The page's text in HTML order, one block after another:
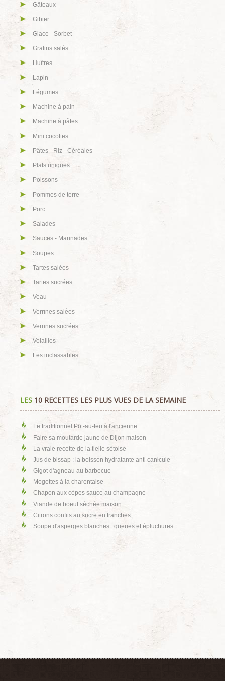
Gâteaux
Gibier
Glace - Sorbet
Gratins salés
Huîtres
Lapin
Légumes
Machine à pain
Machine à pâtes
Mini cocottes
Pâtes - Riz - Céréales
Plats uniques
Poissons
Pommes de terre
Porc
Salades
Sauces - Marinades
Soupes
Tartes salées
Tartes sucrées
Veau
Verrines salées
Verrines sucrées
Volailles
Les inclassables
LES 10 RECETTES LES PLUS VUES DE LA SEMAINE
Le traditionnel Pot-au-feu à l'ancienne
Faire sa moutarde jaune de Dijon maison
La vraie recette de la tielle sètoise
Jus de bissap : la boisson hydratante anti canicule
Gigot d'agneau au barbecue
Mogettes à la charentaise
Chapon aux cèpes sauce au champagne
Viande de boeuf séchée maison
Citrons confits au sucre en tranches
Soupe d'asperges blanches : queues et épluchures